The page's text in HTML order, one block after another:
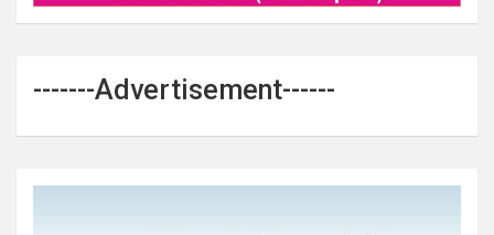
-------Advertisement------